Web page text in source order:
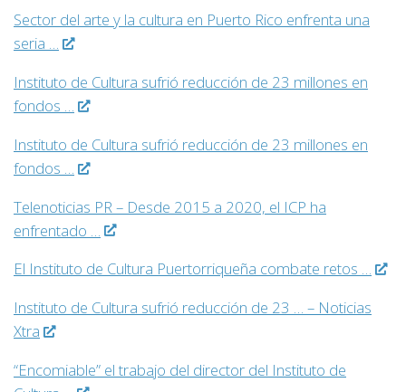
Sector del arte y la cultura en Puerto Rico enfrenta una
seria …
Instituto de Cultura sufrió reducción de 23 millones en
fondos …
Instituto de Cultura sufrió reducción de 23 millones en
fondos …
Telenoticias PR – Desde 2015 a 2020, el ICP ha
enfrentado …
El Instituto de Cultura Puertorriqueña combate retos …
Instituto de Cultura sufrió reducción de 23 … – Noticias
Xtra
“Encomiable” el trabajo del director del Instituto de